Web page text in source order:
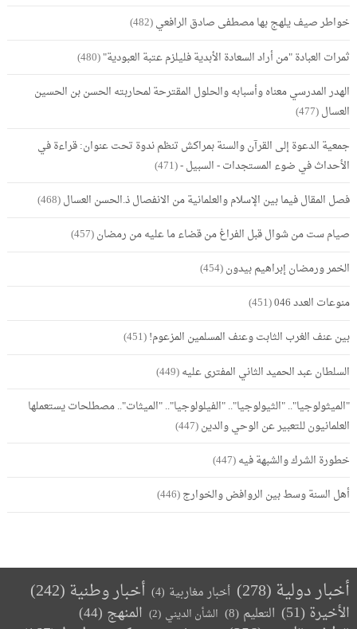
خواطر صيف يلهج بها مصطفى صادق الرافعي(482)
ثمرات العبادة "من أراد السعادة الأبدية فليلزم عتبة العبودية"(480)
الهدر المدرسي معناه وأسبابه والحلول المقترحة لمحاربته الحسن بن الحسين
العسال(477)
جمعية الدعوة إلى القرآن والسنة بمراكش تنظم ندوة تحت عنوان: قراءة في
الأحداث في ضوء المستجدات - السبيل -(471)
فصل المقال فيما بين الإسلام والعلمانية من الانفصال ذ.الحسن العسال(468)
صيام ست من شوال قبل الفراغ من قضاء ما عليه من رمضان(457)
الخمر ورمضان إبراهيم بيدون(454)
منوعات العدد 046
(451)
بين عنف الغرب الثابت وعنف المسلمين المزعوم!(451)
السلطان عبد الحميد الثاني المفترى عليه(449)
"الميثولوجيا".. "الثيولوجيا".. "الفيلولوجيا".. "الميثات".. مصطلحات يستعملها
العلمانيون للتعبير عن الوحي والدين(447)
خطورة الشرك والشبهة فيه(447)
أهل السنة وسط بين الروافض والخوارج(446)
أخبار دولية (278) أخبار مغاربية (4) أخبار وطنية(242)
الأخيرة (51) التعليم (8) الشأن الديني (2) المنهج (44)